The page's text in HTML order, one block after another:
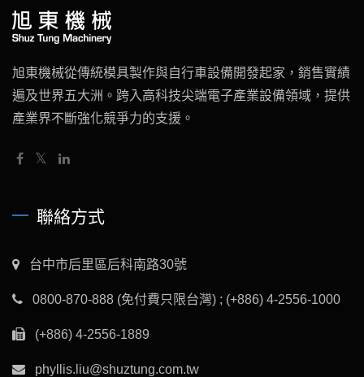
旭東機械從傳統模具製作與自行車設備開發起家，銷售實績
遍及世界五大洲。跨入高科技尖端電子產業設備領域，提供
產業界不斷強化競爭力的支援。
聯絡方式
台中市后里區后科南路30號
0800-870-888 (免付費只限台灣) ; (+886) 4-2556-1000
(+886) 4-2556-1889
phyllis.liu@shuztung.com.tw